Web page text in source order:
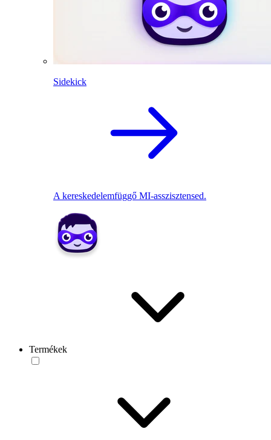
Sidekick
A kereskedelemfüggő MI-asszisztensed.
Termékek